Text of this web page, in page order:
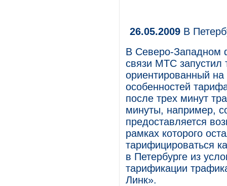
26.05.2009 В
В Северо-Западном
связи МТС запустил
ориентированный
особенностей
после трех минут
минуты, например,
предоставляется
рамках которого
тарифицироваться
в Петербурге из
тарификации
Линк».